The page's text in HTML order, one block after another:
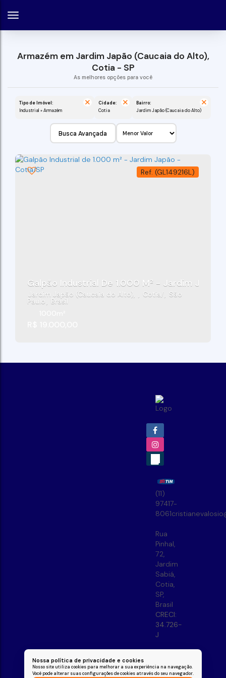
Nossa política de privacidade e cookies
Nosso site utiliza cookies para melhorar a sua experiência na navegação.
Você pode alterar suas configurações de cookies através do seu navegador.
Armazém em Jardim Japão (Caucaia do Alto),
Cotia - SP
Tipo de Imóvel:
Industrial » Armazém
Cidade:
Cotia
Bairro:
Jardim Japão (Caucaia do Alto)
Busca Avançada
(GL149216L)
Galpão Industrial De 1.000 M² - Jardim Japão
Jardim Japão (Caucaia do Alto) Cotia São
Paulo
Brasil
(11)
97417-
8061
Rua
Pinhal,
72,
Jardim
Sabiá,
Cotia,
SP,
Brasil
CRECI:
34.726-
J